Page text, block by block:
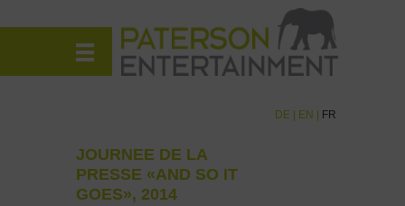
DE EN FR
JOURNEE DE LA
PRESSE «AND SO IT
GOES», 2014